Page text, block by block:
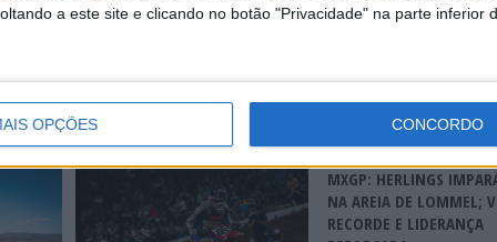
a este site e clicando no botão "Privacidade" na parte inferior
OPÇÕES CONCORDO
MXGP: HERLINGS
NA AREIA DE LOMMEL;
RECORDE E LIDERANÇA